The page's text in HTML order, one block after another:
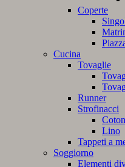
Coperte
Cucina
Tovaglie
Runner
Strofinacci
Lino
Tappeti a
Soggiorno
Elementi